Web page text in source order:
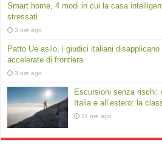
Smart home, 4 modi in cui la casa
stressati
3 ore ago
Patto Ue asilo, i giudici italiani disapplicano
accelerate di frontiera
3 ore ago
Escursioni senza rischi:
Italia e all’estero: la
11 ore ago